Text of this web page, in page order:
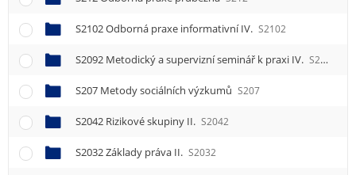
S2102 Odborná praxe informativní IV. S2102
S2092 Metodický a supervizní seminář k praxi IV. S2092
S207 Metody sociálních výzkumů S207
S2042 Rizikové skupiny II. S2042
S2032 Základy práva II. S2032